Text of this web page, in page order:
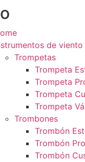
de viento
Trompetas
Trompeta
Trompeta
Trompeta
Trompeta
Trombones
Trombón
Trombón
Trombón